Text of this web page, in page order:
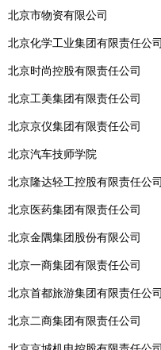
北京市物资有限公司
北京化学工业集团有限责任公司
北京时尚控股有限责任公司
北京工美集团有限责任公司
北京京仪集团有限责任公司
北京汽车技师学院
北京隆达轻工控股有限责任公司
北京医药集团有限责任公司
北京金隅集团股份有限公司
北京一商集团有限责任公司
北京首都旅游集团有限责任公司
北京二商集团有限责任公司